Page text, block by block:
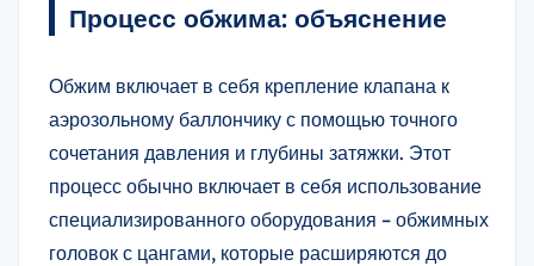
Процесс обжима: объяснение
Обжим включает в себя крепление клапана к
аэрозольному баллончику с помощью точного
сочетания давления и глубины затяжки. Этот
процесс обычно включает в себя использование
специализированного оборудования – обжимных
головок с цангами, которые расширяются до